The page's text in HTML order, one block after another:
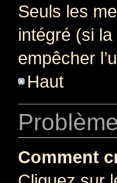
Seuls les
intégré (si
empêcher
Haut
Comment